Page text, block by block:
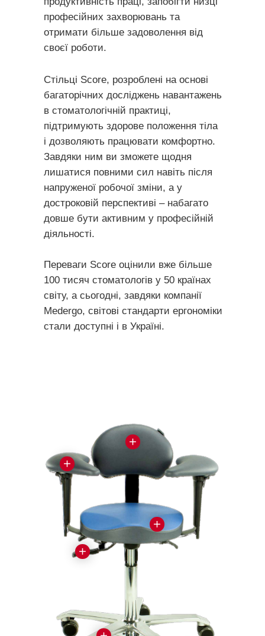
професійних захворювань та
отримати більше задоволення від
своєї роботи.
Стільці Score, розроблені на основі
багаторічних досліджень навантажень
в стоматологічній практиці,
підтримують здорове положення тіла
і дозволяють працювати комфортно.
Завдяки ним ви зможете щодня
лишатися повними сил навіть після
напруженої робочої зміни, а у
достроковій перспективі – набагато
довше бути активним у професійній
діяльності.
Переваги Score оцінили вже більше
100 тисяч стоматологів у 50 країнах
світу, а сьогодні, завдяки компанії
Medergo, світові стандарти ергономіки
стали доступні і в Україні.